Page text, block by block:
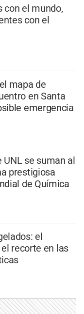
con el mundo,
con el
mapa de
en Santa
emergencia
UNL se suman al
prestigiosa
de Química
el
recorte en las